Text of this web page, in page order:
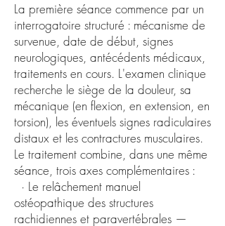
La première séance commence par un
interrogatoire structuré : mécanisme de
survenue, date de début, signes
neurologiques, antécédents médicaux,
traitements en cours. L'examen clinique
recherche le siège de la douleur, sa
mécanique (en flexion, en extension, en
torsion), les éventuels signes radiculaires
distaux et les contractures musculaires.
Le traitement combine, dans une même
séance, trois axes complémentaires :
· Le relâchement manuel
ostéopathique des structures
rachidiennes et paravertébrales —